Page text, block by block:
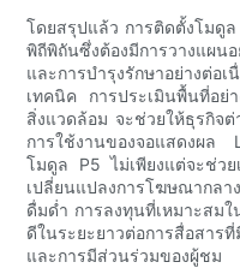
โดยสรุปแล้ว การติดตั้งโมดู
พิถีพิถันซึ่งต้องมีการวางแผน
และการบำรุงรักษาอย่างต่อ
เทคนิค การประเมินพื้นที่อย่
สิ่งแวดล้อม จะช่วยให้ธุรกิจ
การใช้งานของจอแสดงผล
โมดูล P5 ไม่เพียงแต่จะช่วย
เปลี่ยนแปลงการโฆษณากล
ดื่มด่ำ การลงทุนที่เหมาะสมใ
ดีในระยะยาวต่อการสื่อสา
และการมีส่วนร่วมของผู้ชม